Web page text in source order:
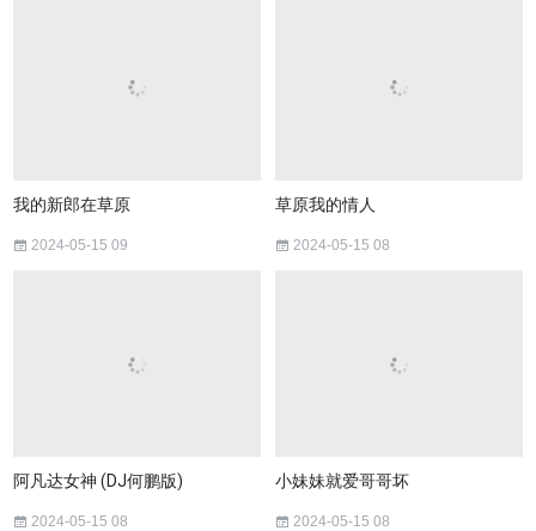
我的新郎在草原
2024-05-15 09
草原我的情人
2024-05-15 08
阿凡达女神 (DJ何鹏版)
2024-05-15 08
小妹妹就爱哥哥坏
2024-05-15 08